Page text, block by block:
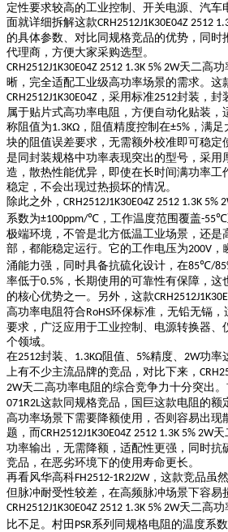
定性要求较高的工业控制、开关电源、汽车
面就详细拆解这款CRH2512J1K30E04Z 2512
的具体参数、对比同规格竞品的优势，同时
代理商，方便大家采购选型。
CRH2512J1K30E04Z 2512 1.3K 5% 2W天二高功
晰，完全适配工业级高功率场景的需求。这
CRH2512J1K30E04Z ，采用标准2512封装，封
属于贴片式高功率电阻，方便自动化贴装，
称阻值为1.3KΩ ，阻值精度控制在±5% ，满
块的阻值误差要求，无需额外校准即可稳定
是同封装规格中功率表现突出的型号，采用
造，散热性能优异，即使在长时间满功率工
稳定，不会出现过热损坏的情况。
除此之外， CRH2512J1K30E04Z 2512 1.3K 5%
系数为±100ppm/℃ ，工作温度范围覆盖-55℃
极端环境，不管是北方低温工业场景，还是
部，都能稳定运行。它的工作电压为200V
涌能力强，同时具备抗硫化设计，在85℃/
率低于0.5% ，长期使用的可靠性有保障，
的核心优势之一。另外，这款
高功率电阻符合RoHS环保标准，无铅无镉
要求，广泛应用于工业控制、电源转换器、
个领域。
在2512封装、 1.3KΩ阻值、 5%精度、 2W功率
上有不少主流品牌的竞品，对比下来，
2W天二高功率电阻的综合竞争力十分突出
071R2L这款同规格竞品，国巨这款电阻的额
高功率场景下需要降额使用，否则容易出现
题，而CRH2512J1K30E04Z 2512 1.3K 5% 2W天
功率输出，无需降额，适配性更强，同时抗
竞品，在恶劣环境下的使用寿命更长。
再看风华高科FH2512-1R2J2W，这款竞品虽
但脉冲耐受性较差，在高频脉冲场景下容易
CRH2512J1K30E04Z 2512 1.3K 5% 2W天二高功
比不足。村田 PSR系列同规格电阻的温度系